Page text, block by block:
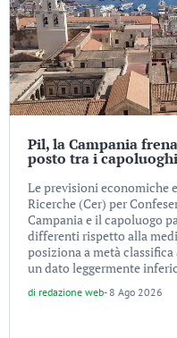
Pil, la Campania
posto tra i
Le previsioni economiche
Ricerche (Cer) per
Campania e il capoluogo
differenti rispetto alla
posiziona a metà
un dato leggermente
di redazione web- 8 Ago 2026